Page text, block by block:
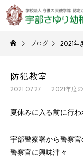
ブログ 2021年
防犯教室
2021.07.27 2021年度
夏休みに入る前に行わ
宇部警察署から警察
警察官に興味津々